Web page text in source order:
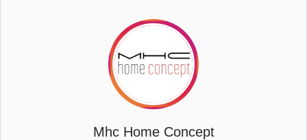
Mhc Home Concept